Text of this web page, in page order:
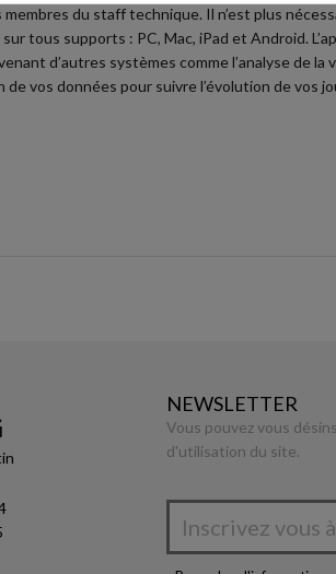
du staff technique. Il n’est plus
sur tous supports : PC, Mac, iPad et Android.
d’autres systèmes comme l’analyse de
vos données pour suivre l’évolution de vos
NEWSLETTER
Vous pouvez vous
d'utilisation du site.